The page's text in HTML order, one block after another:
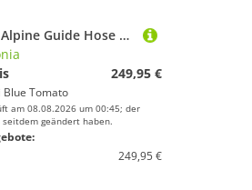
Patagonia Alpine Guide Hose black
249,95 €
Blue Tomato
am 08.08.2026 um 00:45; der
seitdem geändert haben.
249,95 €